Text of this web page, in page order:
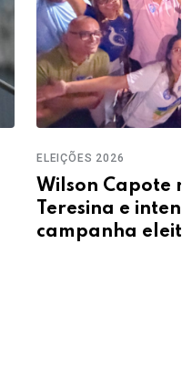
lideranças de
articulações